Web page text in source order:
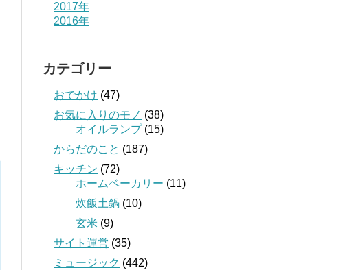
2017年
2016年
カテゴリー
おでかけ (47)
お気に入りのモノ (38)
オイルランプ(15)
からだのこと (187)
キッチン (72)
ホームベーカリー (11)
炊飯土鍋 (10)
玄米 (9)
サイト運営 (35)
ミュージック (442)